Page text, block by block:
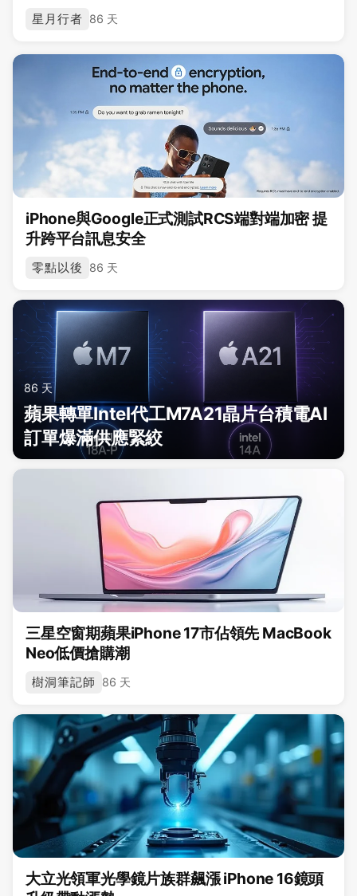
星月行者 86 天
iPhone與Google正式測試RCS端對端加密 提
升跨平台訊息安全
零點以後 86 天
86 天
蘋果轉單Intel代工M7A21晶片台積電AI
訂單爆滿供應緊絞
三星空窗期蘋果iPhone 17市佔領先 MacBook
Neo低價搶購潮
樹洞筆記師 86 天
大立光領軍光學鏡片族群飆漲 iPhone 16鏡頭